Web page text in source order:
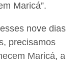
Maricá”.
nove dias
precisamos
Maricá, a